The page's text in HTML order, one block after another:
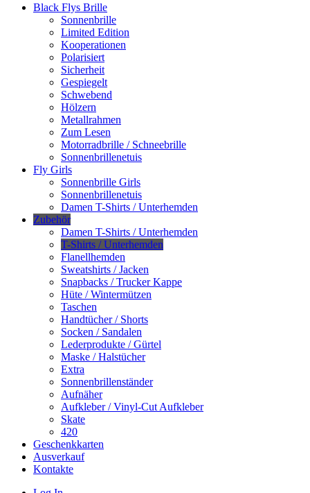
Black Flys Brille
Sonnenbrille
Limited Edition
Kooperationen
Polarisiert
Sicherheit
Gespiegelt
Schwebend
Hölzern
Metallrahmen
Zum Lesen
Motorradbrille / Schneebrille
Sonnenbrillenetuis
Fly Girls
Sonnenbrille Girls
Sonnenbrillenetuis
Damen T-Shirts / Unterhemden
Zubehör
Damen T-Shirts / Unterhemden
T-Shirts / Unterhemden
Flanellhemden
Sweatshirts / Jacken
Snapbacks / Trucker Kappe
Hüte / Wintermützen
Taschen
Handtücher / Shorts
Socken / Sandalen
Lederprodukte / Gürtel
Maske / Halstücher
Extra
Sonnenbrillenständer
Aufnäher
Aufkleber / Vinyl-Cut Aufkleber
Skate
420
Geschenkkarten
Ausverkauf
Kontakte